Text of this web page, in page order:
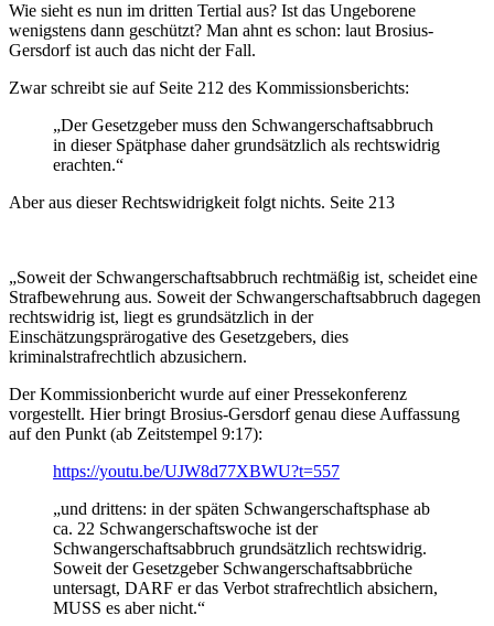
Wie sieht es nun im dritten Tertial aus? Ist das Ungeborene
wenigstens dann geschützt? Man ahnt es schon: laut Brosius-
Gersdorf ist auch das nicht der Fall.
Zwar schreibt sie auf Seite 212 des Kommissionsberichts:
„Der Gesetzgeber muss den Schwangerschaftsabbruch
in dieser Spätphase daher grundsätzlich als rechtswidrig
erachten.“
Aber aus dieser Rechtswidrigkeit folgt nichts. Seite 213
„Soweit der Schwangerschaftsabbruch rechtmäßig ist, scheidet eine
Strafbewehrung aus. Soweit der Schwangerschaftsabbruch dagegen
rechtswidrig ist, liegt es grundsätzlich in der
Einschätzungsprärogative des Gesetzgebers, dies
kriminalstrafrechtlich abzusichern.
Der Kommissionbericht wurde auf einer Pressekonferenz
vorgestellt. Hier bringt Brosius-Gersdorf genau diese Auffassung
auf den Punkt (ab Zeitstempel 9:17):
https://youtu.be/UJW8d77XBWU?t=557
„und drittens: in der späten Schwangerschaftsphase ab
ca. 22 Schwangerschaftswoche ist der
Schwangerschaftsabbruch grundsätzlich rechtswidrig.
Soweit der Gesetzgeber Schwangerschaftsabbrüche
untersagt, DARF er das Verbot strafrechtlich absichern,
MUSS es aber nicht.“